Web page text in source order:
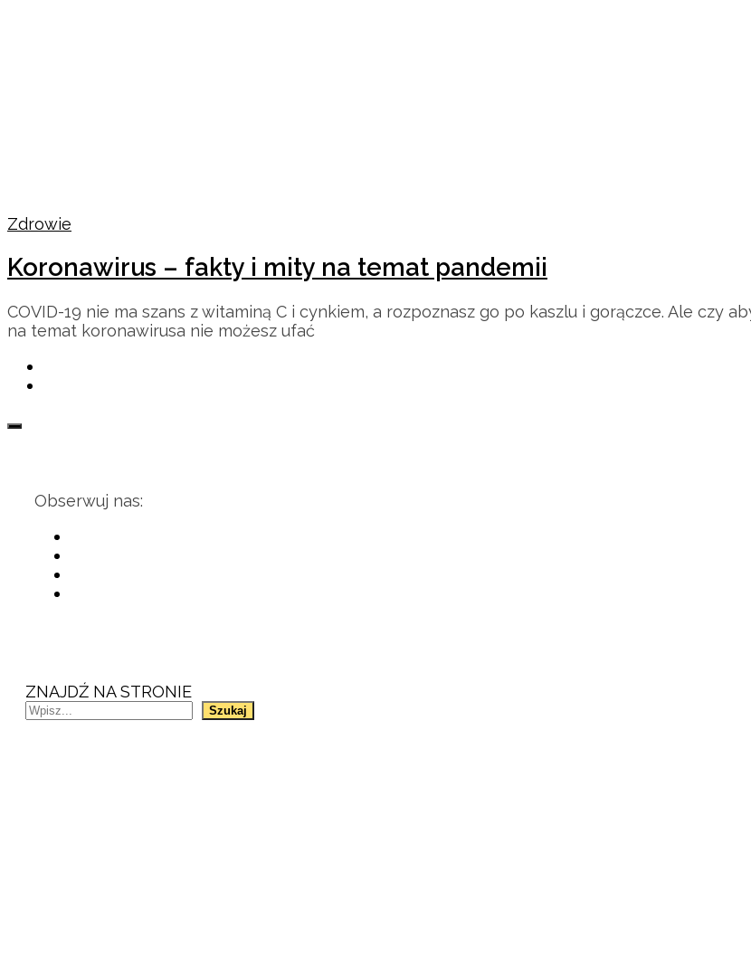
Zdrowie
Koronawirus – fakty i mity na temat pandemii
COVID-19 nie ma szans z witaminą C i cynkiem, a rozpoznasz go po kaszlu i gorączce. Ale czy
na temat koronawirusa nie możesz ufać
Obserwuj nas:
ZNAJDŹ NA STRONIE
Szukaj